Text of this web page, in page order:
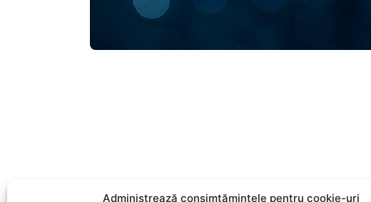
Administrează consimțămintele pentru cookie-uri